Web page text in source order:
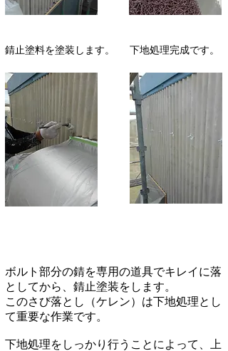
ボルト部分の錆を専用の道具でキレイに落
としてから、錆止塗装をします。
このさび落とし（ケレン）は下地処理とし
て重要な作業です。
下地処理をしっかり行うことによって、上
錆止塗料を塗装します。 ​下地処理完成です。